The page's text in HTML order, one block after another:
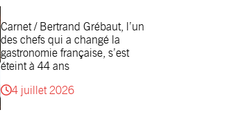
Carnet / Bertrand Grébaut, l’un
des chefs qui a changé la
gastronomie française, s’est
éteint à 44 ans
4 juillet 2026